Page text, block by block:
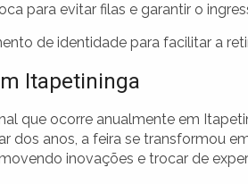
para evitar filas e garantir o
de identidade para facilitar a
Itapetininga
que ocorre anualmente em
dos anos, a feira se transformou
inovações e trocar de